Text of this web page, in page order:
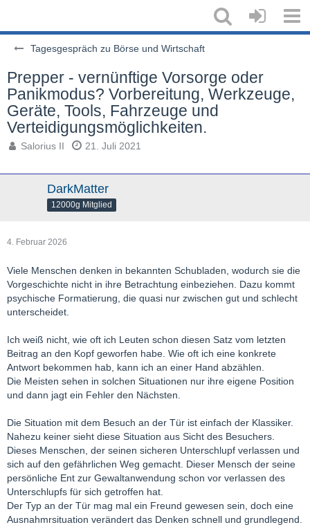
Tagesgespräch zu Börse und Wirtschaft
Prepper - vernünftige Vorsorge oder
Panikmodus? Vorbereitung, Werkzeuge,
Geräte, Tools, Fahrzeuge und
Verteidigungsmöglichkeiten.
Salorius II 21. Juli 2021
DarkMatter
12000g Mitglied
4. Februar 2026
Viele Menschen denken in bekannten Schubladen, wodurch sie die
Vorgeschichte nicht in ihre Betrachtung einbeziehen. Dazu kommt
psychische Formatierung, die quasi nur zwischen gut und schlecht
unterscheidet.
Ich weiß nicht, wie oft ich Leuten schon diesen Satz vom letzten
Beitrag an den Kopf geworfen habe. Wie oft ich eine konkrete
Antwort bekommen hab, kann ich an einer Hand abzählen.
Die Meisten sehen in solchen Situationen nur ihre eigene Position
und dann jagt ein Fehler den Nächsten.
Die Situation mit dem Besuch an der Tür ist einfach der Klassiker.
Nahezu keiner sieht diese Situation aus Sicht des Besuchers.
Dieses Menschen, der seinen sicheren Unterschlupf verlassen und
sich auf den gefährlichen Weg gemacht. Dieser Mensch der seine
persönliche Ent zur Gewaltanwendung schon vor verlassen des
Unterschlupfs für sich getroffen hat.
Der Typ an der Tür mag mal ein Freund gewesen sein, doch eine
Ausnahmrsituation verändert das Denken schnell und grundlegend.